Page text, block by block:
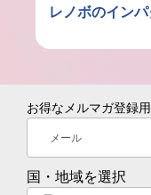
レノボのイン
お得なメルマガ登録
メール
国・地域を選択